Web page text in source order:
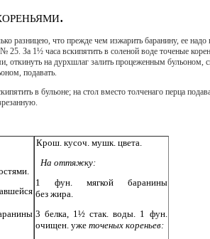
разницею, что прежде чем изжарить баранину, ее надо
За 1½ часа вскипятить в соленой воде точеные
откинуть на дурхшлаг залить процеженным бульоном,
подавать.
в бульоне; на стол вместо толченаго перца
Крош. кусоч. мушк. цвета.
На оттяжку:
1 фун. мягкой баранины
без жира.
3 белка, 1½ стак. воды. 1 фун.
очищен. ужеточеных кореньев: